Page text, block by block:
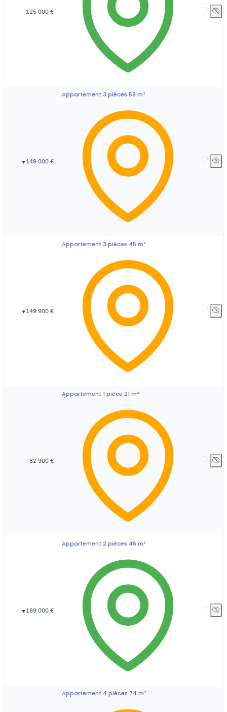
125 000 €
▼ 149 000 €
Appartement 3 pièces 58 m²
▼ 149 900 €
Appartement 3 pièces 45 m²
82 900 €
Appartement 1 pièce 21 m²
▼ 189 000 €
Appartement 2 pièces 46 m²
Appartement 4 pièces 74 m²